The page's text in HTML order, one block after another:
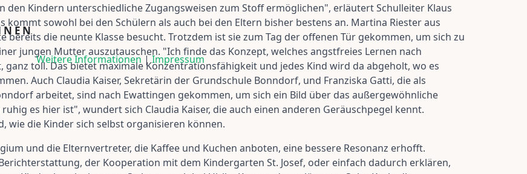
den Kindern unterschiedliche Zugangsweisen zum Stoff ermöglichen", erläutert Schulleiter Klaus
sowohl bei den Schülern als auch bei den Eltern bisher bestens an. Martina Riester aus
bereits die neunte Klasse besucht. Trotzdem ist sie zum Tag der offenen Tür gekommen, um sich zu
jungen Mutter auszutauschen. "Ich finde das Konzept, welches angstfreies Lernen nach
toll. Das bietet maximale Konzentrationsfähigkeit und jedes Kind wird da abgeholt, wo es
Auch Claudia Kaiser, Sekretärin der Grundschule Bonndorf, und Franziska Gatti, die als
arbeitet, sind nach Ewattingen gekommen, um sich ein Bild über das außergewöhnliche
es hier ist", wundert sich Claudia Kaiser, die auch einen anderen Geräuschpegel kennt.
wie die Kinder sich selbst organisieren können.
und die Elternvertreter, die Kaffee und Kuchen anboten, eine bessere Resonanz erhofft.
der Kooperation mit dem Kindergarten St. Josef, oder einfach dadurch erklären,
Weitere Informationen|Impressum